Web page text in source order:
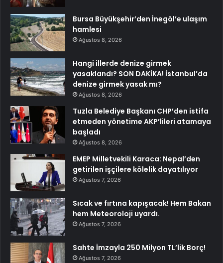
Bursa Büyükşehir’den İnegöl’e ulaşım
hamlesi
Ağustos 8, 2026
Hangi illerde denize girmek
yasaklandı? SON DAKİKA! İstanbul’da
denize girmek yasak mı?
Ağustos 8, 2026
Tuzla Belediye Başkanı CHP’den istifa
etmeden yönetime AKP’lileri atamaya
başladı
Ağustos 8, 2026
EMEP Milletvekili Karaca: Nepal’den
getirilen işçilere kölelik dayatılıyor
Ağustos 7, 2026
Sıcak ve fırtına kapışacak! Hem Bakan
hem Meteoroloji uyardı.
Ağustos 7, 2026
Sahte İmzayla 250 Milyon TL’lik Borç!
Ağustos 7, 2026